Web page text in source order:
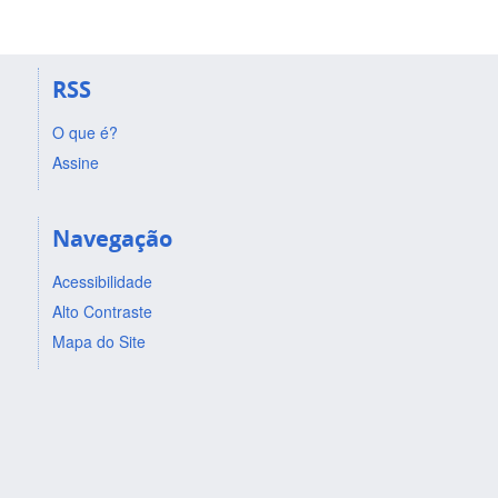
RSS
O que é?
Assine
Navegação
Acessibilidade
Alto Contraste
Mapa do Site